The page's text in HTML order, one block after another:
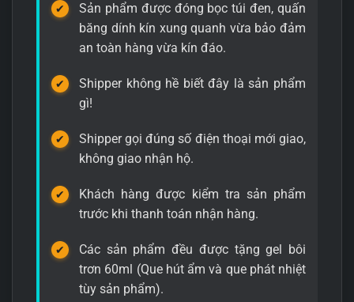
Sản phẩm được đóng bọc túi đen, quấn
băng dính kín xung quanh vừa bảo đảm
an toàn hàng vừa kín đáo.
Shipper không hề biết đây là sản phẩm
gì!
Shipper gọi đúng số điện thoại mới giao,
không giao nhận hộ.
Khách hàng được kiểm tra sản phẩm
trước khi thanh toán nhận hàng.
Các sản phẩm đều được tặng gel bôi
trơn 60ml (Que hút ẩm và que phát nhiệt
tùy sản phẩm).